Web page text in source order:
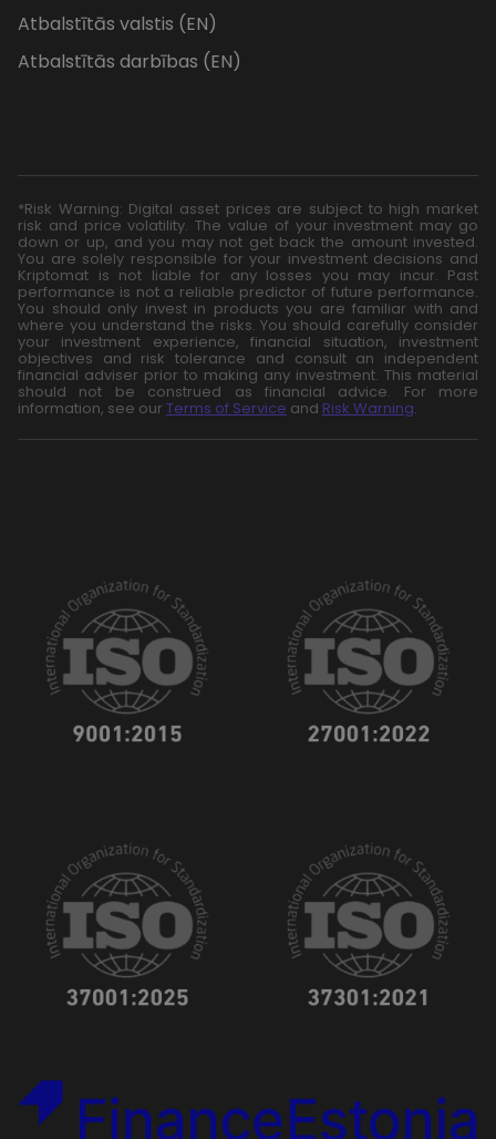
Atbalstītās valstis (EN)
Atbalstītās darbības (EN)
*Risk Warning: Digital asset prices are subject to high market
risk and price volatility. The value of your investment may go
down or up, and you may not get back the amount invested.
You are solely responsible for your investment decisions and
Kriptomat is not liable for any losses you may incur. Past
performance is not a reliable predictor of future performance.
You should only invest in products you are familiar with and
where you understand the risks. You should carefully consider
your investment experience, financial situation, investment
objectives and risk tolerance and consult an independent
financial adviser prior to making any investment. This material
should not be construed as financial advice. For more
information, see our Terms of Service and Risk Warning.